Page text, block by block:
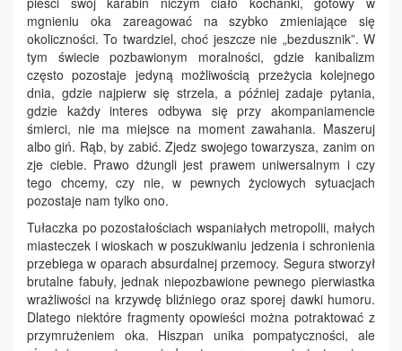
mgnieniu oka zareagować na szybko zmieniające się
okoliczności. To twardziel, choć jeszcze nie „bezdusznik”. W
tym świecie pozbawionym moralności, gdzie kanibalizm
często pozostaje jedyną możliwością przeżycia kolejnego
dnia, gdzie najpierw się strzela, a później zadaje pytania,
gdzie każdy interes odbywa się przy akompaniamencie
śmierci, nie ma miejsce na moment zawahania. Maszeruj
albo giń. Rąb, by zabić. Zjedz swojego towarzysza, zanim on
zje ciebie. Prawo dżungli jest prawem uniwersalnym i czy
tego chcemy, czy nie, w pewnych życiowych sytuacjach
pozostaje nam tylko ono.
Tułaczka po pozostałościach wspaniałych metropolii, małych
miasteczek i wioskach w poszukiwaniu jedzenia i schronienia
przebiega w oparach absurdalnej przemocy. Segura stworzył
brutalne fabuły, jednak niepozbawione pewnego pierwiastka
wrażliwości na krzywdę bliźniego oraz sporej dawki humoru.
Dlatego niektóre fragmenty opowieści można potraktować z
przymrużeniem oka. Hiszpan unika pompatyczności, ale